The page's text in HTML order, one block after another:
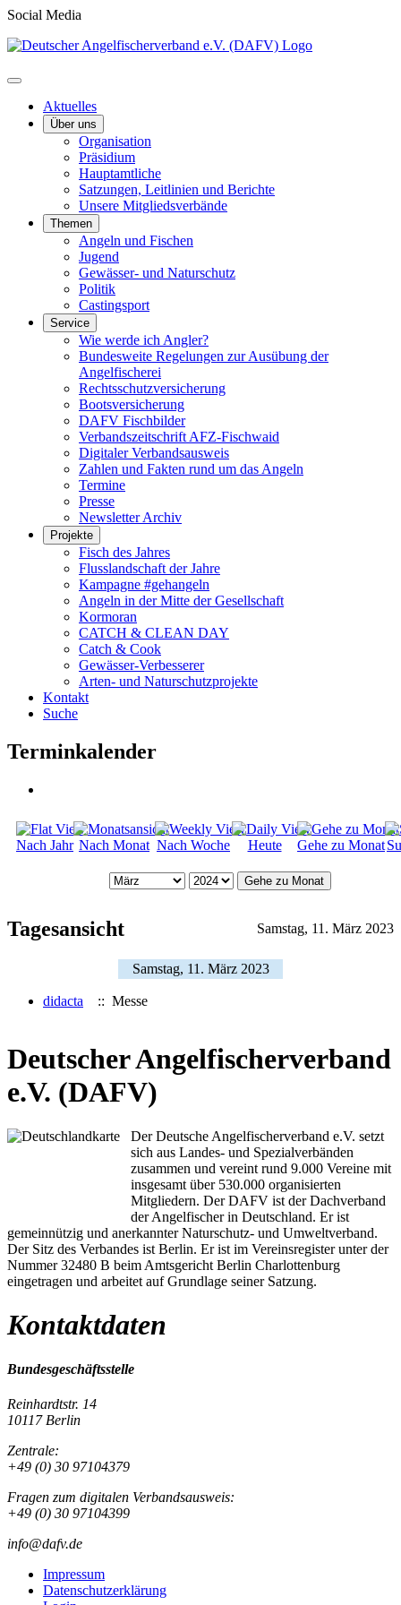
Social Media
Aktuelles
Über uns
Organisation
Präsidium
Hauptamtliche
Satzungen, Leitlinien und Berichte
Unsere Mitgliedsverbände
Themen
Angeln und Fischen
Jugend
Gewässer- und Naturschutz
Politik
Castingsport
Service
Wie werde ich Angler?
Bundesweite Regelungen zur Ausübung der
Angelfischerei
Rechtsschutzversicherung
Bootsversicherung
DAFV Fischbilder
Verbandszeitschrift AFZ-Fischwaid
Digitaler Verbandsausweis
Zahlen und Fakten rund um das Angeln
Termine
Presse
Newsletter Archiv
Projekte
Fisch des Jahres
Flusslandschaft der Jahre
Kampagne #gehangeln
Angeln in der Mitte der Gesellschaft
Kormoran
CATCH & CLEAN DAY
Catch & Cook
Gewässer-Verbesserer
Arten- und Naturschutzprojekte
Kontakt
Suche
Terminkalender
Nach Jahr Nach Monat Nach Woche Heute Gehe zu Monat
Gehe zu Monat
Tagesansicht Samstag, 11. März 2023
Samstag, 11. März 2023
didacta :: Messe
Deutscher Angelfischerverband
e.V. (DAFV)
Der Deutsche Angelfischerverband e.V. setzt
sich aus Landes- und Spezialverbänden
zusammen und vereint rund 9.000 Vereine mit
insgesamt über 530.000 organisierten
Mitgliedern. Der DAFV ist der Dachverband
der Angelfischer in Deutschland. Er ist
gemeinnützig und anerkannter Naturschutz- und Umweltverband.
Der Sitz des Verbandes ist Berlin. Er ist im Vereinsregister unter der
Nummer 32480 B beim Amtsgericht Berlin Charlottenburg
eingetragen und arbeitet auf Grundlage seiner Satzung.
Kontaktdaten
Bundesgeschäftsstelle
Reinhardtstr. 14
10117 Berlin
Zentrale:
+49 (0) 30 97104379
Fragen zum digitalen Verbandsausweis:
+49 (0) 30 97104399
info@dafv.de
Impressum
Datenschutzerklärung